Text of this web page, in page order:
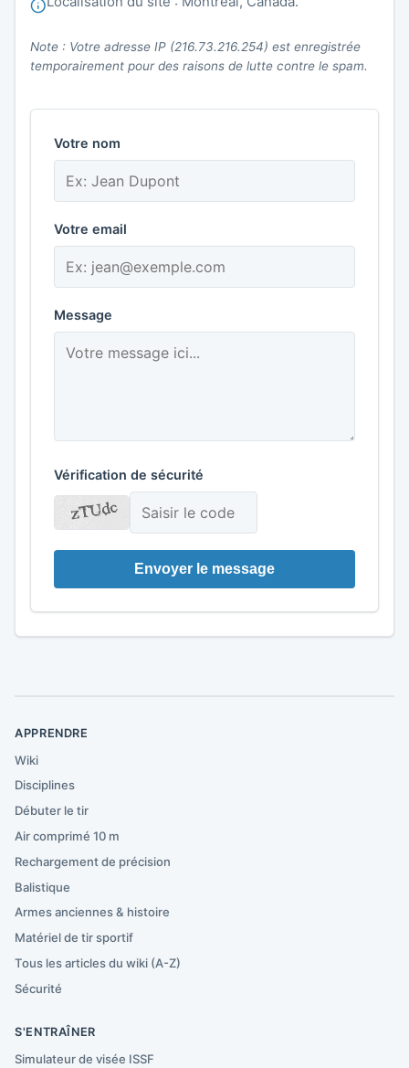
Note : Votre adresse IP (216.73.216.254) est enregistrée
temporairement pour des raisons de lutte contre le spam.
Votre nom
Votre email
Message
Vérification de sécurité
Envoyer le message
APPRENDRE
Wiki
Disciplines
Débuter le tir
Air comprimé 10 m
Rechargement de précision
Balistique
Armes anciennes & histoire
Matériel de tir sportif
Tous les articles du wiki (A-Z)
Sécurité
S'ENTRAÎNER
Simulateur de visée ISSF